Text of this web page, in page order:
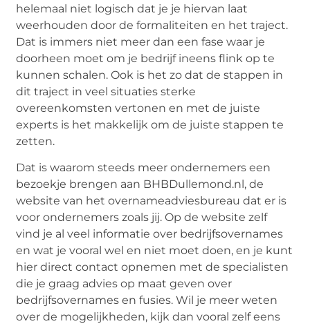
helemaal niet logisch dat je je hiervan laat
weerhouden door de formaliteiten en het traject.
Dat is immers niet meer dan een fase waar je
doorheen moet om je bedrijf ineens flink op te
kunnen schalen. Ook is het zo dat de stappen in
dit traject in veel situaties sterke
overeenkomsten vertonen en met de juiste
experts is het makkelijk om de juiste stappen te
zetten.
Dat is waarom steeds meer ondernemers een
bezoekje brengen aan BHBDullemond.nl, de
website van het overnameadviesbureau dat er is
voor ondernemers zoals jij. Op de website zelf
vind je al veel informatie over bedrijfsovernames
en wat je vooral wel en niet moet doen, en je kunt
hier direct contact opnemen met de specialisten
die je graag advies op maat geven over
bedrijfsovernames en fusies. Wil je meer weten
over de mogelijkheden, kijk dan vooral zelf eens